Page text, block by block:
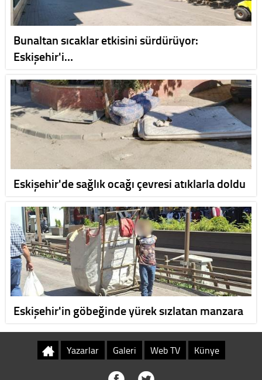
Bunaltan sıcaklar etkisini sürdürüyor:
Eskişehir'i…
Eskişehir'de sağlık ocağı çevresi atıklarla doldu
Eskişehir'in göbeğinde yürek sızlatan manzara
Yazarlar Galeri Web TV Künye